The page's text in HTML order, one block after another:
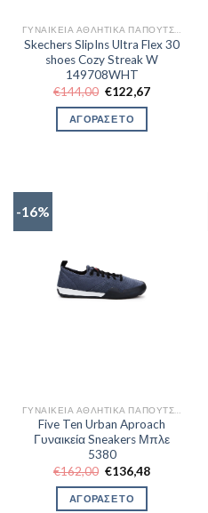
ΓΥΝΑΙΚΕΊΑ ΑΘΛΗΤΙΚΆ ΠΑΠΟΎΤΣΙΑ TRAINNING
Skechers SlipIns Ultra Flex 30
shoes Cozy Streak W
149708WHT
€144,00 Original
was:
€144,00.
€122,67Η
ΑΓΟΡΑΣΕ ΤΟ
-16%
Five Ten Urban Aproach
Γυναικεία Sneakers Μπλε
5380
€162,00 Original
was:
€162,00.
€136,48Η
ΑΓΟΡΑΣΕ ΤΟ